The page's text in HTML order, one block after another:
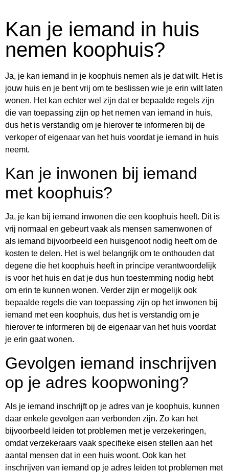
Kan je iemand in huis
nemen koophuis?
Ja, je kan iemand in je koophuis nemen als je dat wilt. Het is
jouw huis en je bent vrij om te beslissen wie je erin wilt laten
wonen. Het kan echter wel zijn dat er bepaalde regels zijn
die van toepassing zijn op het nemen van iemand in huis,
dus het is verstandig om je hierover te informeren bij de
verkoper of eigenaar van het huis voordat je iemand in huis
neemt.
Kan je inwonen bij iemand
met koophuis?
Ja, je kan bij iemand inwonen die een koophuis heeft. Dit is
vrij normaal en gebeurt vaak als mensen samenwonen of
als iemand bijvoorbeeld een huisgenoot nodig heeft om de
kosten te delen. Het is wel belangrijk om te onthouden dat
degene die het koophuis heeft in principe verantwoordelijk
is voor het huis en dat je dus hun toestemming nodig hebt
om erin te kunnen wonen. Verder zijn er mogelijk ook
bepaalde regels die van toepassing zijn op het inwonen bij
iemand met een koophuis, dus het is verstandig om je
hierover te informeren bij de eigenaar van het huis voordat
je erin gaat wonen.
Gevolgen iemand inschrijven
op je adres koopwoning?
Als je iemand inschrijft op je adres van je koophuis, kunnen
daar enkele gevolgen aan verbonden zijn. Zo kan het
bijvoorbeeld leiden tot problemen met je verzekeringen,
omdat verzekeraars vaak specifieke eisen stellen aan het
aantal mensen dat in een huis woont. Ook kan het
inschrijven van iemand op je adres leiden tot problemen met